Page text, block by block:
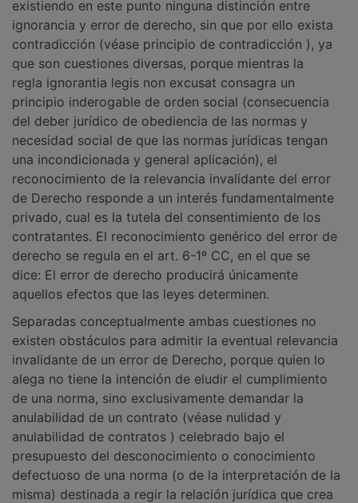
existiendo en este punto ninguna distinción entre
ignorancia y error de derecho, sin que por ello exista
contradicción (véase principio de contradicción ), ya
que son cuestiones diversas, porque mientras la
regla ignorantia legis non excusat consagra un
principio inderogable de orden social (consecuencia
del deber jurídico de obediencia de las normas y
necesidad social de que las normas jurídicas tengan
una incondicionada y general aplicación), el
reconocimiento de la relevancia invalidante del error
de Derecho responde a un interés fundamentalmente
privado, cual es la tutela del consentimiento de los
contratantes. El reconocimiento genérico del error de
derecho se regula en el art. 6-1º CC, en el que se
dice: El error de derecho producirá únicamente
aquellos efectos que las leyes determinen.
Separadas conceptualmente ambas cuestiones no
existen obstáculos para admitir la eventual relevancia
invalidante de un error de Derecho, porque quien lo
alega no tiene la intención de eludir el cumplimiento
de una norma, sino exclusivamente demandar la
anulabilidad de un contrato (véase nulidad y
anulabilidad de contratos ) celebrado bajo el
presupuesto del desconocimiento o conocimiento
defectuoso de una norma (o de la interpretación de la
misma) destinada a regir la relación jurídica que crea